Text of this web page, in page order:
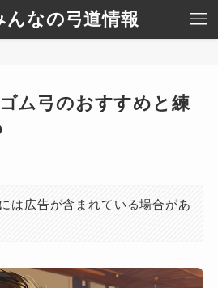
んなの弓道情報
ゴム弓のおすすめと練
は広告が含まれている場合があ